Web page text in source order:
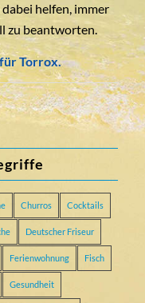
helfen, immer
zu beantworten.
Torrox.
Churros Cocktails
Deutscher Friseur
Ferienwohnung Fisch
Gesundheit